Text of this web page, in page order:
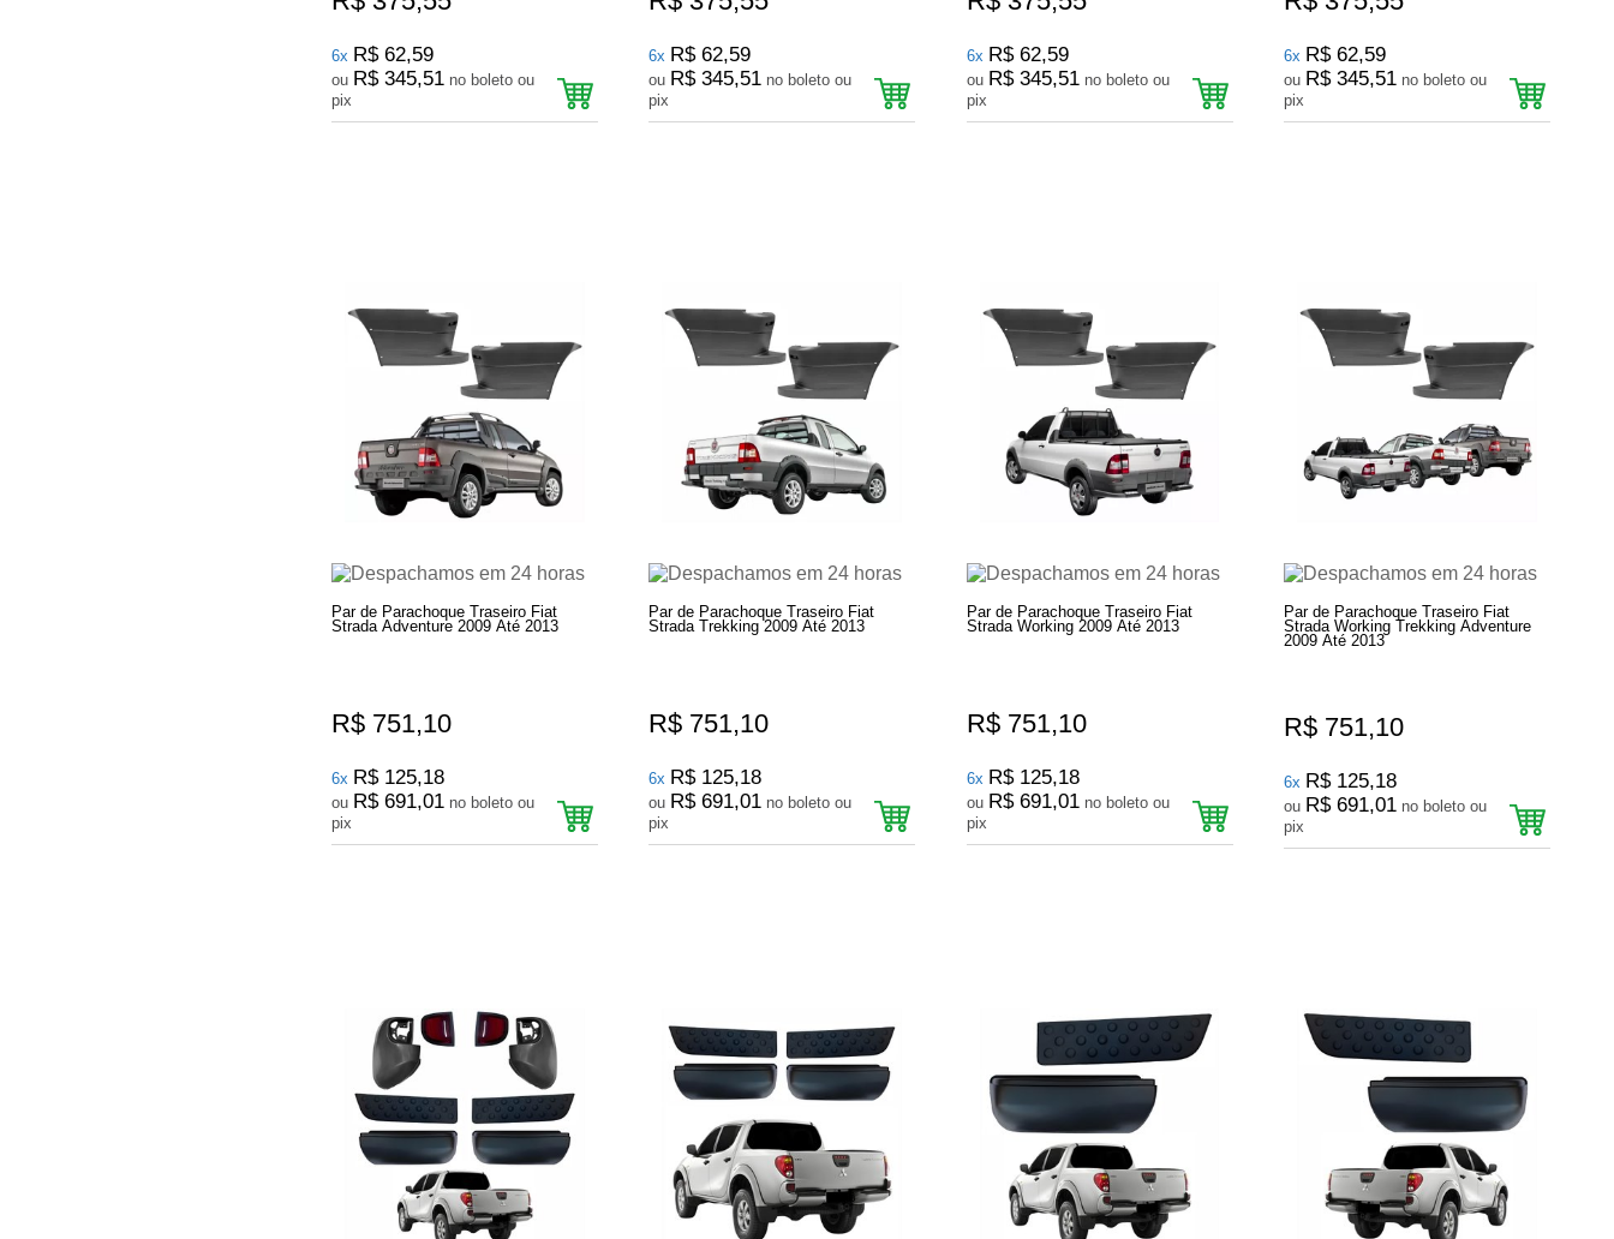
6x R$ 62,59
ou R$ 345,51 no boleto ou
pix
6x R$ 62,59
ou R$ 345,51 no boleto ou
pix
6x R$ 62,59
ou R$ 345,51 no boleto ou
pix
6x R$ 62,59
ou R$ 345,51 no boleto ou
pix
Par de Parachoque Traseiro Fiat
Strada Adventure 2009 Até 2013
R$ 751,10
6x R$ 125,18
ou R$ 691,01 no boleto ou
pix
Par de Parachoque Traseiro Fiat
Strada Trekking 2009 Até 2013
R$ 751,10
6x R$ 125,18
ou R$ 691,01 no boleto ou
pix
Par de Parachoque Traseiro Fiat
Strada Working 2009 Até 2013
R$ 751,10
6x R$ 125,18
ou R$ 691,01 no boleto ou
pix
Par de Parachoque Traseiro Fiat
Strada Working Trekking Adventure
2009 Até 2013
R$ 751,10
6x R$ 125,18
ou R$ 691,01 no boleto ou
pix